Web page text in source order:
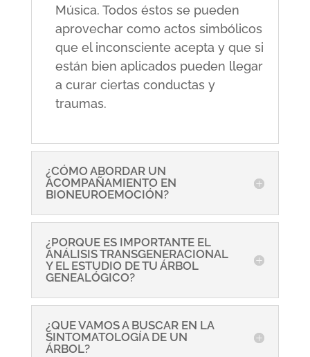
Música. Todos éstos se pueden
aprovechar como actos simbólicos
que el inconsciente acepta y que si
están bien aplicados pueden llegar
a curar ciertas conductas y
traumas.
¿CÓMO ABORDAR UN
ACOMPAÑAMIENTO EN
BIONEUROEMOCIÓN?
¿PORQUE ES IMPORTANTE EL
ANÁLISIS TRANSGENERACIONAL
Y EL ESTUDIO DE TU ÁRBOL
GENEALÓGICO?
¿QUE VAMOS A BUSCAR EN LA
SINTOMATOLOGÍA DE UN
ÁRBOL?